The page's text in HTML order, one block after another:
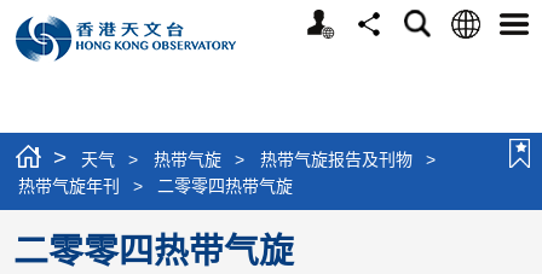
个
分
搜
语
选
> 天气 > 热带气旋 > 热带气旋报告及刊物
>
热带气旋年刊
> 二零零四热带气旋
二零零四热带气旋